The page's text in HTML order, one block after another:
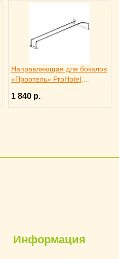
Направляющая для бокалов
«Проотель» ProHotel,
1 840 р.
Информация